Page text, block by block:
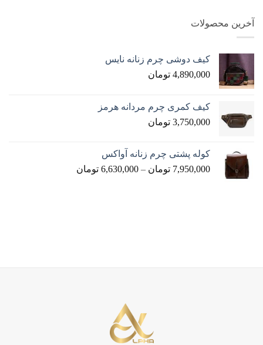
آخرین محصولات
کیف دوشی چرم زنانه نایس
4,890,000 تومان
کیف کمری چرم مردانه هرمز
3,750,000 تومان
کوله پشتی چرم زنانه آواکس
7,950,000 تومان –
6,630,000 تومان